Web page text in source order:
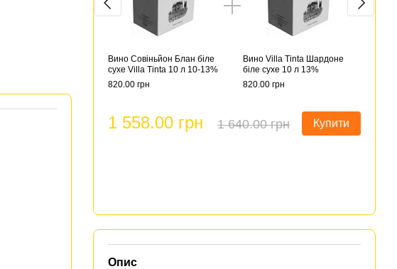
Вино Совіньйон Блан біле
сухе Villa Tinta 10 л 10-13%
820.00 грн
Вино Villa Tinta Шардоне
біле сухе 10 л 13%
820.00 грн
1 558.00 грн 1 640.00 грн Купити
Опис